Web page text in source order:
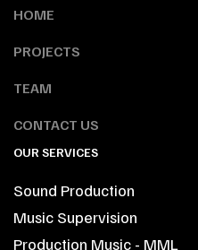
HOME
PROJECTS
TEAM
CONTACT US
OUR SERVICES
Sound Production
Music Supervision
Production Music - MML